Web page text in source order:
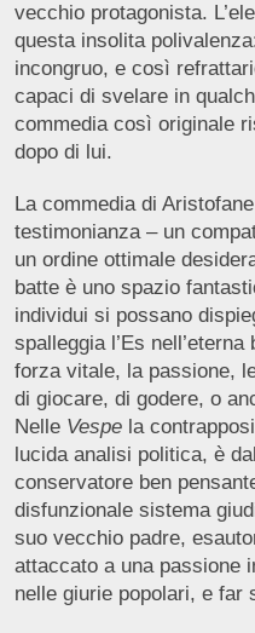
vecchio protagonista.
questa insolita
incongruo, e così
capaci di svelare in
commedia così originale
dopo di lui.
La commedia di
testimonianza – un
un ordine ottimale
batte è uno spazio
individui si possano
spalleggia l’Es
forza vitale, la passione,
di giocare, di godere, o
NelleVespela
lucida analisi politica, è
conservatore ben
disfunzionale sistema
suo vecchio padre,
attaccato a una passione
nelle giurie popolari, e far